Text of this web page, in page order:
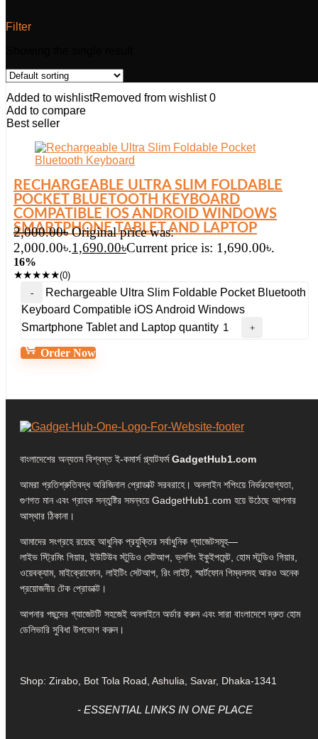
Filter
Added to wishlistRemoved from wishlist 0
Add to compare
Best seller
RECHARGEABLE ULTRA SLIM FOLDABLE
POCKET BLUETOOTH KEYBOARD
COMPATIBLE IOS ANDROID WINDOWS
SMARTPHONE TABLET AND LAPTOP
2,000.00৳ Original price was:
2,000.00৳.1,690.00৳Current price is: 1,690.00৳.
16%
★★★★★(0)
Rechargeable Ultra Slim Foldable Pocket Bluetooth
Keyboard Compatible iOS Android Windows
Smartphone Tablet and Laptop quantity
Order Now
বাংলাদেশের অন্যতম বিশ্বস্ত ই-কমার্স প্ল্যাটফর্মGadgetHub1.com
আমরা প্রতিশ্রুতিবদ্ধ অরিজিনাল প্রোডাক্ট সরবরাহে। অনলাইন শপিংয়ে নির্ভরযোগ্যতা,
গুণগত মান এবং গ্রাহক সন্তুষ্টির সমন্বয়ে GadgetHub1.com হয়ে উঠেছে আপনার
আস্থার ঠিকানা।
আমাদের সংগ্রহে রয়েছে আধুনিক প্রযুক্তির সর্বাধুনিক গ্যাজেটসমূহ—
লাইভ স্ট্রিমিং গিয়ার, ইউটিউব স্টুডিও সেটআপ, ভ্লগিং ইকুইপমেন্ট, হোম স্টুডিও গিয়ার,
ওয়েবক্যাম, মাইক্রোফোন, লাইটিং সেটআপ, রিং লাইট, স্মার্টফোন গিম্বলসহ আরও অনেক
প্রয়োজনীয় টেক প্রোডাক্ট।
আপনার পছন্দের গ্যাজেটটি সহজেই অনলাইনে অর্ডার করুন এবং সারা বাংলাদেশে দ্রুত হোম
ডেলিভারি সুবিধা উপভোগ করুন।
Shop: Zirabo, Bot Tola Road, Ashulia, Savar, Dhaka-1341
- ESSENTIAL LINKS IN ONE PLACE